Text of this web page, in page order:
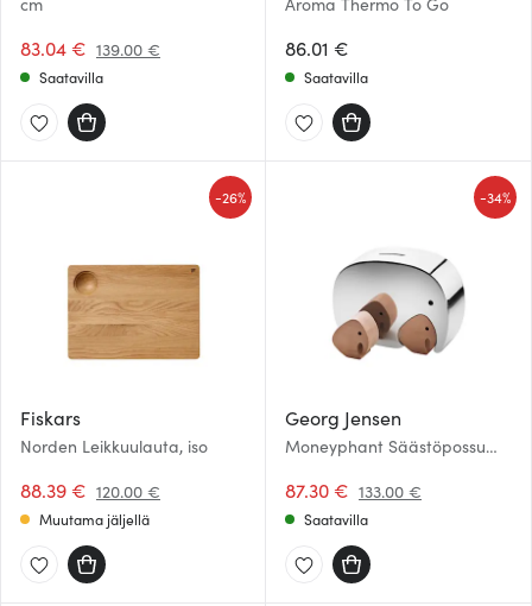
83.04 € 139.00 €
Saatavilla
86.01 €
Saatavilla
Fiskars
Norden Leikkuulauta, iso
88.39 € 120.00 €
-26%
Muutama jäljellä
Georg Jensen
Moneyphant Säästöpossu
87.30 € 133.00 €
-34%
Saatavilla